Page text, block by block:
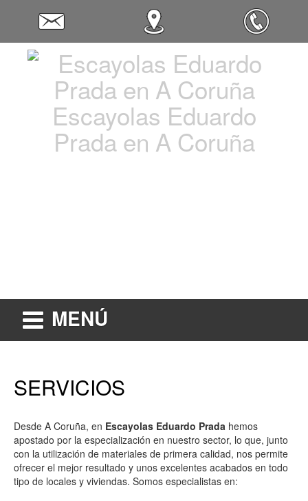
Escayolas Eduardo
Prada en A Coruña
MENÚ
SERVICIOS
Desde A Coruña, en Escayolas Eduardo Prada hemos
apostado por la especialización en nuestro sector, lo que, junto
con la utilización de materiales de primera calidad, nos permite
ofrecer el mejor resultado y unos excelentes acabados en todo
tipo de locales y viviendas. Somos especialistas en: